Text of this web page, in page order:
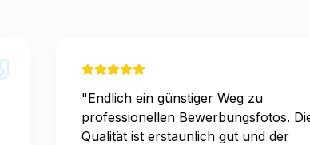
"Endlich ein günstiger Weg zu
professionellen Bewerbungsfotos.
Qualität ist erstaunlich gut und der